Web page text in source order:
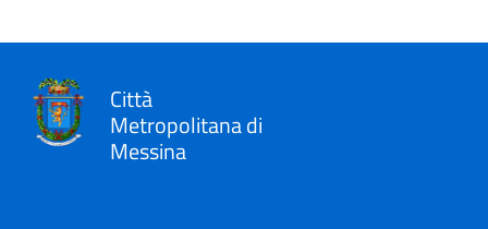
Città
Metropolitana di
Messina